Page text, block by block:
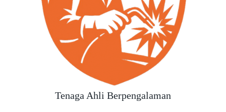
Tenaga Ahli Berpengalaman